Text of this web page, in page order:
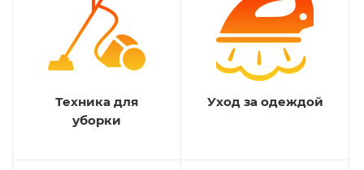
Техника для
уборки
Уход за одеждой